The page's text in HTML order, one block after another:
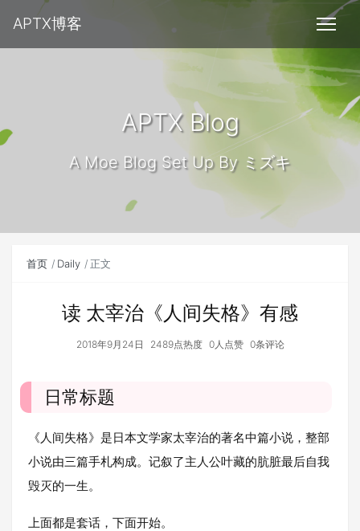
APTX博客
APTX Blog
A Moe Blog Set Up By ミズキ
首页 Daily 正文
读 太宰治《人间失格》有感
2018年9月24日 2489点热度 0人点赞 0条评论
日常标题
《人间失格》是日本文学家太宰治的著名中篇小说，整部
小说由三篇手札构成。记叙了主人公叶藏的肮脏最后自我
毁灭的一生。
上面都是套话，下面开始。